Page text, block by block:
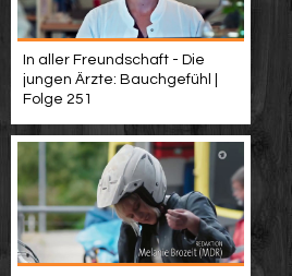
In aller Freundschaft - Die
jungen Ärzte: Bauchgefühl |
Folge 251